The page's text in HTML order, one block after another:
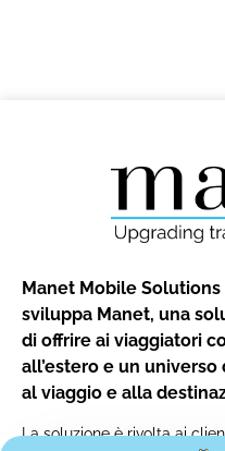
Manet Mobile Solutions
sviluppa Manet, una
di offrire ai viaggiatori
all’estero e un
al viaggio e alla
La soluzione è rivolta ai